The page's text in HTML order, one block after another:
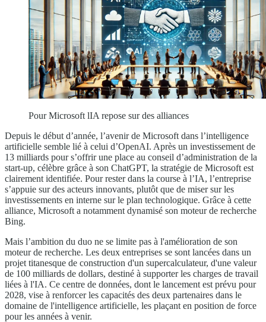
Pour Microsoft lIA repose sur des alliances
Depuis le début d’année, l’avenir de Microsoft dans l’intelligence
artificielle semble lié à celui d’OpenAI. Après un investissement de
13 milliards pour s’offrir une place au conseil d’administration de la
start-up, célèbre grâce à son ChatGPT, la stratégie de Microsoft est
clairement identifiée. Pour rester dans la course à l’IA, l’entreprise
s’appuie sur des acteurs innovants, plutôt que de miser sur les
investissements en interne sur le plan technologique. Grâce à cette
alliance, Microsoft a notamment dynamisé son moteur de recherche
Bing.
Mais l’ambition du duo ne se limite pas à l'amélioration de son
moteur de recherche. Les deux entreprises se sont lancées dans un
projet titanesque de construction d'un supercalculateur, d'une valeur
de 100 milliards de dollars, destiné à supporter les charges de travail
liées à l'IA. Ce centre de données, dont le lancement est prévu pour
2028, vise à renforcer les capacités des deux partenaires dans le
domaine de l'intelligence artificielle, les plaçant en position de force
pour les années à venir.